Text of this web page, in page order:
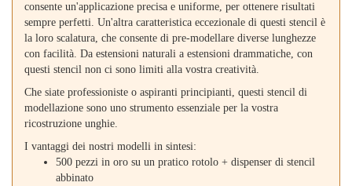
consente un'applicazione precisa e uniforme, per ottenere risultati
sempre perfetti. Un'altra caratteristica eccezionale di questi stencil è
la loro scalatura, che consente di pre-modellare diverse lunghezze
con facilità. Da estensioni naturali a estensioni drammatiche, con
questi stencil non ci sono limiti alla vostra creatività.
Che siate professioniste o aspiranti principianti, questi stencil di
modellazione sono uno strumento essenziale per la vostra
ricostruzione unghie.
I vantaggi dei nostri modelli in sintesi:
500 pezzi in oro su un pratico rotolo + dispenser di stencil
abbinato